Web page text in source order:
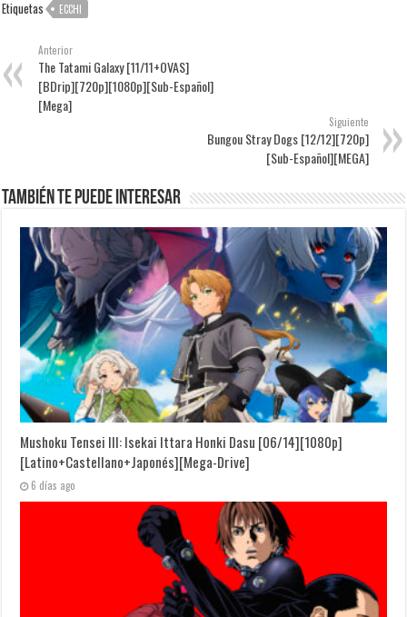
Etiquetas ECCHI
Anterior
The Tatami Galaxy [11/11+OVAS]
[BDrip][720p][1080p][Sub-Español]
[Mega]
Siguiente
Bungou Stray Dogs [12/12][720p]
[Sub-Español][MEGA]
También te puede interesar
Mushoku Tensei III: Isekai Ittara Honki Dasu [06/14][1080p]
[Latino+Castellano+Japonés][Mega-Drive]
6 días ago